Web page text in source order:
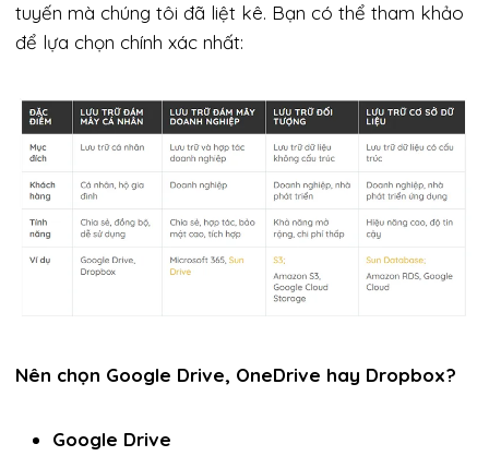
tuyến mà chúng tôi đã liệt kê. Bạn có thể tham khảo
để lựa chọn chính xác nhất:
Nên chọn Google Drive, OneDrive hay Dropbox?
Google Drive